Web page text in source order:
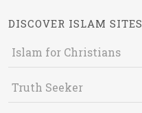
DISCOVER ISLAM SITES
Islam for Christians
Truth Seeker